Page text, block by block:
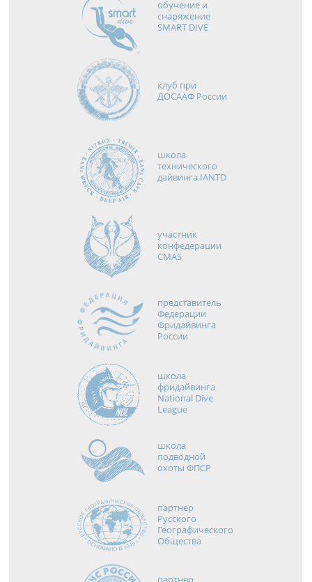
обучение и
снаряжение
SMART DIVE
клуб при
ДОСААФ России
школа
технического
дайвинга IANTD
участник
конфедерации
CMAS
представитель
Федерации
Фридайвинга
России
школа
фридайвинга
National Dive
League
школа
подводной
охоты ФПСР
партнер
Русского
Географического
Общества
партнер